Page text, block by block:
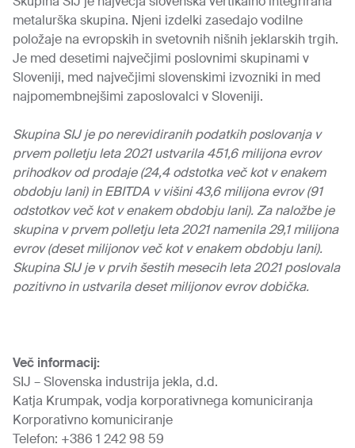
metalurška skupina. Njeni izdelki zasedajo vodilne
položaje na evropskih in svetovnih nišnih jeklarskih trgih.
Je med desetimi največjimi poslovnimi skupinami v
Sloveniji, med največjimi slovenskimi izvozniki in med
najpomembnejšimi zaposlovalci v Sloveniji.
Skupina SIJ je po nerevidiranih podatkih poslovanja v
prvem polletju leta 2021 ustvarila 451,6 milijona evrov
prihodkov od prodaje (24,4 odstotka več kot v enakem
obdobju lani) in EBITDA v višini 43,6 milijona evrov (91
odstotkov več kot v enakem obdobju lani). Za naložbe je
skupina v prvem polletju leta 2021 namenila 29,1 milijona
evrov (deset milijonov več kot v enakem obdobju lani).
Skupina SIJ je v prvih šestih mesecih leta 2021 poslovala
pozitivno in ustvarila deset milijonov evrov dobička.
Več informacij:
SIJ – Slovenska industrija jekla, d.d.
Katja Krumpak, vodja korporativnega komuniciranja
Korporativno komuniciranje
Telefon: +386 1 242 98 59